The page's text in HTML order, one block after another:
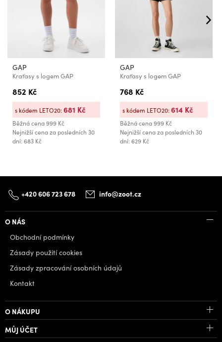
GAP
Kraťasy s logem GAP
852 Kč
Běžná cena999 Kč
Nejnižší cena za posledních 30
dní: 683 Kč
s kódem LETO20:681 Kč
GAP
Kraťasy s logem GAP
768 Kč
Běžná cena999 Kč
Nejnižší cena za posledních 30
dní: 629 Kč
s kódem LETO20:614 Kč
+420 606 723 678 info@zoot.cz
O NÁS
Obchodní podmínky
Zásady použití cookies
Zásady zpracování osobních údajů
Kontakt
O NÁKUPU
MŮJ ÚČET